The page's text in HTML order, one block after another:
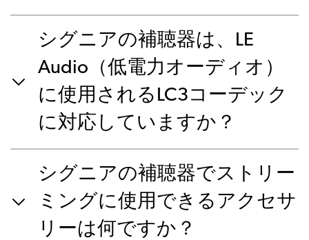
シグニアの補聴器は、LE
Audio（低電力オーディオ）
に使用されるLC3コーデック
に対応していますか？
シグニアの補聴器でストリー
ミングに使用できるアクセサ
リーは何ですか？